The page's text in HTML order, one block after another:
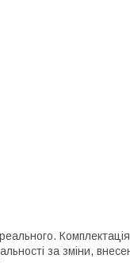
реального.
за зміни,